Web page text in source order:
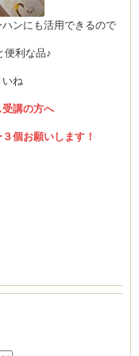
ンにも活用できるので
便利な品♪
ね
講の方へ
個お願いします！